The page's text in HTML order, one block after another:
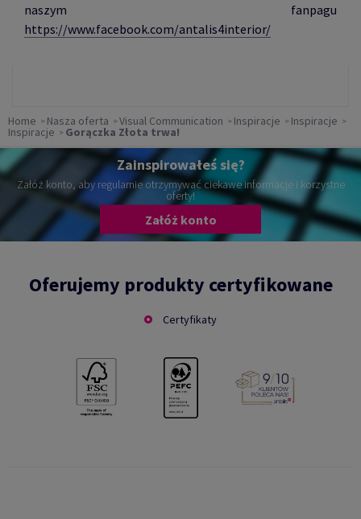
naszym fanpagu
https://www.facebook.com/antalis4interior/
Home Nasza oferta Visual Communication Inspiracje Inspiracje
Inspiracje Gorączka Złota trwa!
Zainspirowałeś się?
Załóż konto, aby regularnie otrzymywać ciekawe informacje i korzystne
oferty!
Załóż konto
Oferujemy produkty certyfikowane
Certyfikaty